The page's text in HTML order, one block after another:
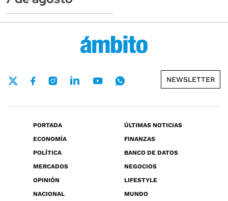
NEWSLETTER
PORTADA
ÚLTIMAS NOTICIAS
ECONOMÍA
FINANZAS
POLÍTICA
BANCO DE DATOS
MERCADOS
NEGOCIOS
OPINIÓN
LIFESTYLE
NACIONAL
MUNDO